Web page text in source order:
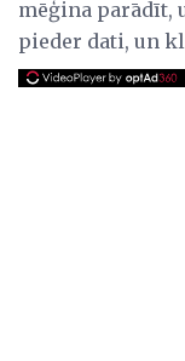
mēģina parādīt,
pieder dati, un